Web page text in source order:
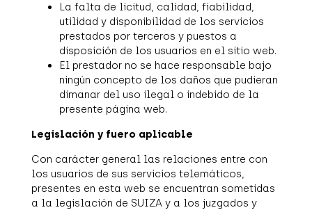
La falta de licitud, calidad, fiabilidad,
utilidad y disponibilidad de los servicios
prestados por terceros y puestos a
disposición de los usuarios en el sitio web.
El prestador no se hace responsable bajo
ningún concepto de los daños que pudieran
dimanar del uso ilegal o indebido de la
presente página web.
Legislación y fuero aplicable
Con carácter general las relaciones entre con
los usuarios de sus servicios telemáticos,
presentes en esta web se encuentran sometidas
a la legislación de SUIZA y a los juzgados y